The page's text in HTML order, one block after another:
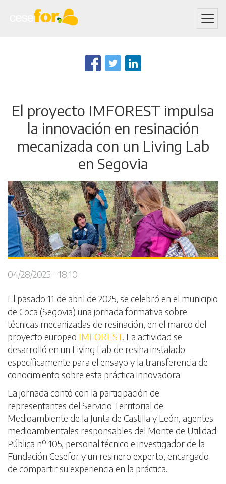
to
main
El proyecto IMFOREST impulsa
la innovación en resinación
mecanizada con un Living Lab
en Segovia
04/28/2025 - 18:10
El pasado 11 de abril de 2025, se celebró en el municipio
de Coca (Segovia) una jornada formativa sobre
técnicas mecanizadas de resinación, en el marco del
proyecto europeo IMFOREST. La actividad se
desarrolló en un Living Lab de resina instalado
específicamente para el ensayo y la transferencia de
conocimiento sobre esta práctica innovadora.
La jornada contó con la participación de
representantes del Servicio Territorial de
Medioambiente de la Junta de Castilla y León, agentes
medioambientales responsables del Monte de Utilidad
Pública nº 105, personal técnico e investigador de la
Fundación Cesefor y un resinero experto, encargado
de compartir su experiencia en la práctica.